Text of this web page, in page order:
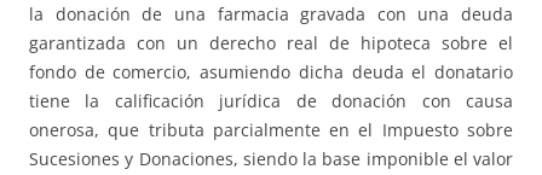
la donación de una farmacia gravada con una deuda
garantizada con un derecho real de hipoteca sobre el
fondo de comercio, asumiendo dicha deuda el donatario
tiene la calificación jurídica de donación con causa
onerosa, que tributa parcialmente en el Impuesto sobre
Sucesiones y Donaciones, siendo la base imponible el valor